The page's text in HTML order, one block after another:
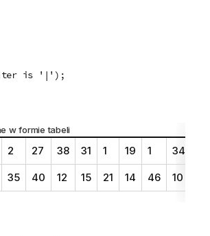
is '|');
w formie tabeli
2 27 38 31 1 19 1 34
35 40 12 15 21 14 46 10